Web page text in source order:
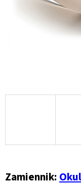
Zamiennik: